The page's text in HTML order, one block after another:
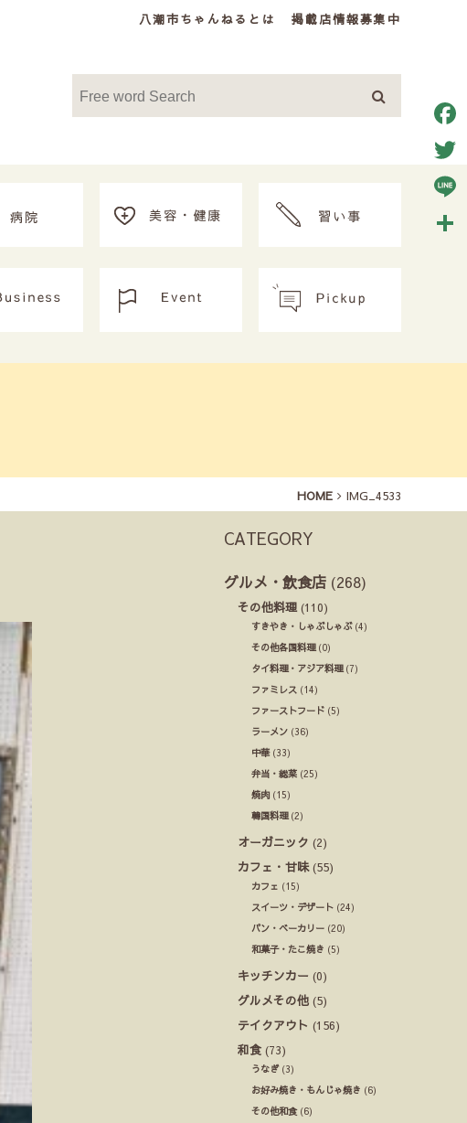
八潮市ちゃんねるとは 掲載店情報募集中
HOME IMG_4533
CATEGORY
グルメ・飲食店 (268)
その他料理 (110)
すきやき・しゃぶしゃぶ(4)
その他各国料理(0)
タイ料理・アジア料理(7)
ファミレス (14)
ファーストフード (5)
ラーメン (36)
中華(33)
弁当・総菜 (25)
焼肉 (15)
韓国料理(2)
オーガニック (2)
カフェ・甘味(55)
カフェ (15)
スイーツ・デザート (24)
パン・ベーカリー (20)
和菓子・たこ焼き (5)
キッチンカー (0)
グルメその他 (5)
テイクアウト (156)
和食 (73)
うなぎ(3)
お好み焼き・もんじゃ焼き (6)
その他和食(6)
Line